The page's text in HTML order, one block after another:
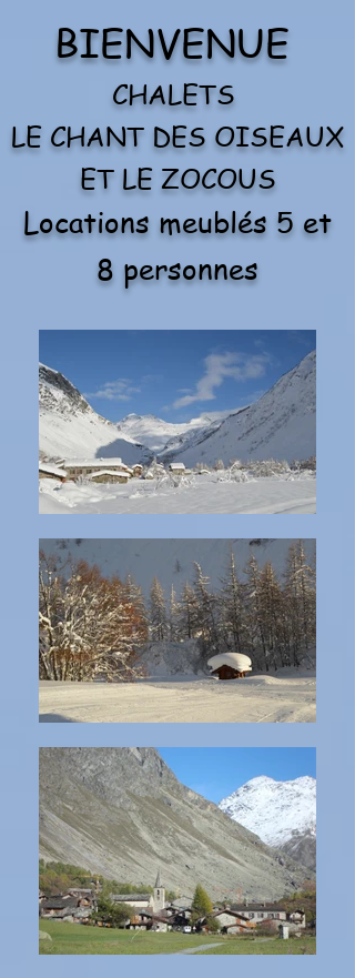
BIENVENUE
CHALETS
LE CHANT DES OISEAUX
ET LE ZOCOUS
Locations meublés 5 et
8 personnes